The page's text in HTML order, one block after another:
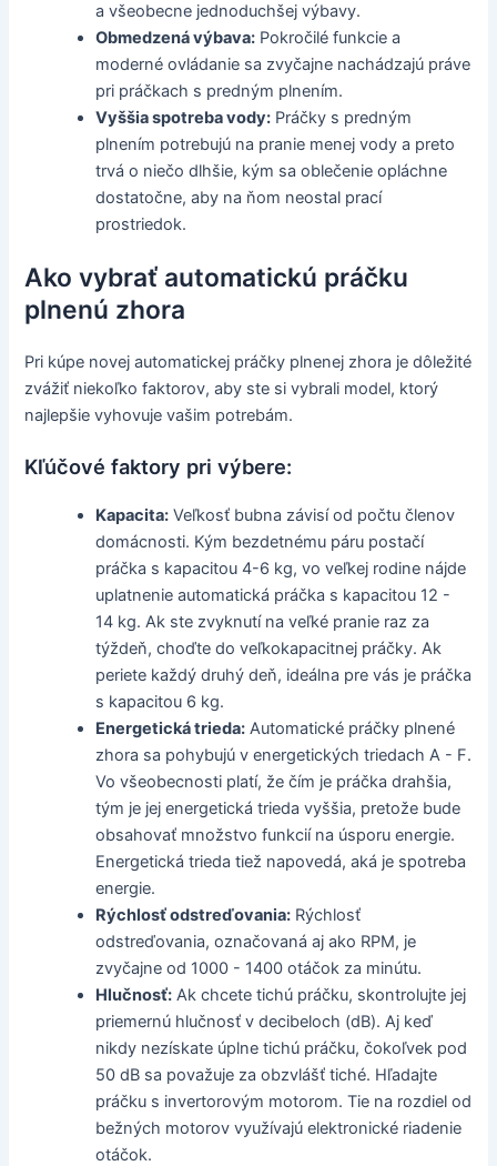
a všeobecne jednoduchšej výbavy.
Obmedzená výbava: Pokročilé funkcie a
moderné ovládanie sa zvyčajne nachádzajú práve
pri práčkach s predným plnením.
Vyššia spotreba vody: Práčky s predným
plnením potrebujú na pranie menej vody a preto
trvá o niečo dlhšie, kým sa oblečenie opláchne
dostatočne, aby na ňom neostal prací
prostriedok.
Ako vybrať automatickú práčku
plnenú zhora
Pri kúpe novej automatickej práčky plnenej zhora je dôležité
zvážiť niekoľko faktorov, aby ste si vybrali model, ktorý
najlepšie vyhovuje vašim potrebám.
Kľúčové faktory pri výbere:
Kapacita: Veľkosť bubna závisí od počtu členov
domácnosti. Kým bezdetnému páru postačí
práčka s kapacitou 4-6 kg, vo veľkej rodine nájde
uplatnenie automatická práčka s kapacitou 12 -
14 kg. Ak ste zvyknutí na veľké pranie raz za
týždeň, choďte do veľkokapacitnej práčky. Ak
periete každý druhý deň, ideálna pre vás je práčka
s kapacitou 6 kg.
Energetická trieda: Automatické práčky plnené
zhora sa pohybujú v energetických triedach A - F.
Vo všeobecnosti platí, že čím je práčka drahšia,
tým je jej energetická trieda vyššia, pretože bude
obsahovať množstvo funkcií na úsporu energie.
Energetická trieda tiež napovedá, aká je spotreba
energie.
Rýchlosť odstreďovania: Rýchlosť
odstreďovania, označovaná aj ako RPM, je
zvyčajne od 1000 - 1400 otáčok za minútu.
Hlučnosť: Ak chcete tichú práčku, skontrolujte jej
priemernú hlučnosť v decibeloch (dB). Aj keď
nikdy nezískate úplne tichú práčku, čokoľvek pod
50 dB sa považuje za obzvlášť tiché. Hľadajte
práčku s invertorovým motorom. Tie na rozdiel od
bežných motorov využívajú elektronické riadenie
otáčok.